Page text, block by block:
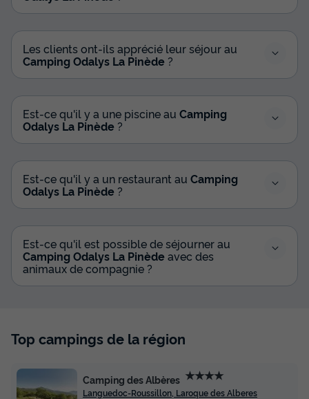
Les clients ont-ils apprécié leur séjour au
Camping Odalys La Pinède ?
Est-ce qu'il y a une piscine au Camping
Odalys La Pinède ?
Est-ce qu'il y a un restaurant au Camping
Odalys La Pinède ?
Est-ce qu'il est possible de séjourner au
Camping Odalys La Pinède avec des
animaux de compagnie ?
Top campings de la région
Camping des Albères ★★★★
Languedoc-Roussillon, Laroque des Alberes